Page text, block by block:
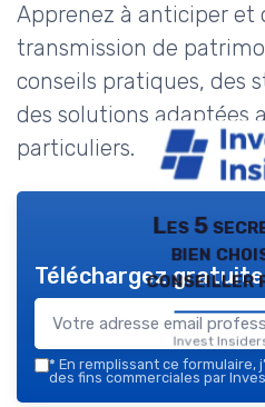
Apprenez à anticiper et
transmission de
conseils pratiques, des
des solutions adaptées
particuliers.
Les 5
bien
conseiller
Invest
Téléchargez
* En remplissant ce formulaire,
des fins commerciales par